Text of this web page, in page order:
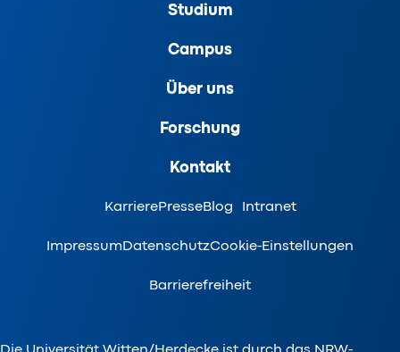
Studium
Campus
Über uns
Forschung
Kontakt
KarrierePresseBlog Intranet
ImpressumDatenschutzCookie-Einstellungen
Barrierefreiheit